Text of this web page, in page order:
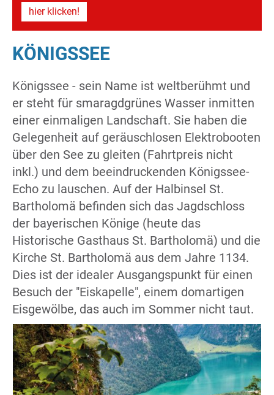
hier klicken!
KÖNIGSSEE
Königssee - sein Name ist weltberühmt und
er steht für smaragdgrünes Wasser inmitten
einer einmaligen Landschaft. Sie haben die
Gelegenheit auf geräuschlosen Elektrobooten
über den See zu gleiten (Fahrtpreis nicht
inkl.) und dem beeindruckenden Königssee-
Echo zu lauschen. Auf der Halbinsel St.
Bartholomä befinden sich das Jagdschloss
der bayerischen Könige (heute das
Historische Gasthaus St. Bartholomä) und die
Kirche St. Bartholomä aus dem Jahre 1134.
Dies ist der idealer Ausgangspunkt für einen
Besuch der "Eiskapelle", einem domartigen
Eisgewölbe, das auch im Sommer nicht taut.